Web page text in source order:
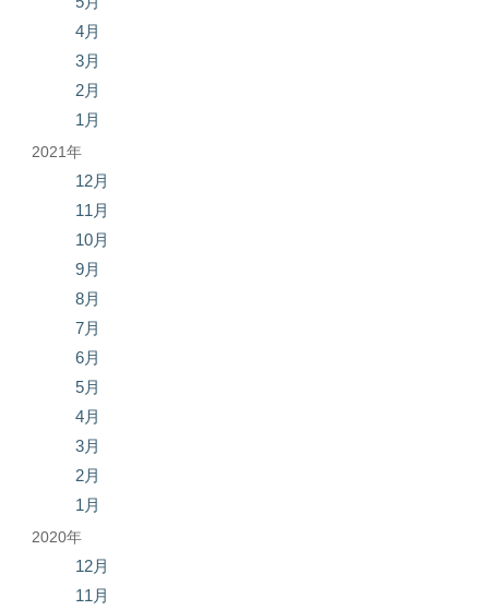
4月
3月
2月
1月
2021年
12月
11月
10月
9月
8月
7月
6月
5月
4月
3月
2月
1月
2020年
12月
11月